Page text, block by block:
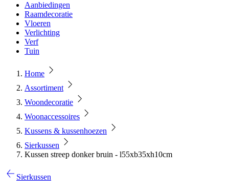
Aanbiedingen
Raamdecoratie
Vloeren
Verlichting
Verf
Tuin
Home
Assortiment
Woondecoratie
Woonaccessoires
Kussens & kussenhoezen
Sierkussen
Kussen streep donker bruin - l55xb35xh10cm
Sierkussen